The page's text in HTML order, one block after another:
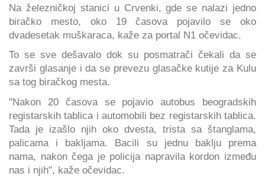
Na železničkoj stanici u Crvenki, gde se nalazi jedno
biračko mesto, oko 19 časova pojavilo se oko
dvadesetak muškaraca, kaže za portal N1 očevidac.
To se sve dešavalo dok su posmatrači čekali da se
završi glasanje i da se prevezu glasačke kutije za Kulu
sa tog biračkog mesta.
"Nakon 20 časova se pojavio autobus beogradskih
registarskih tablica i automobili bez registarskih tablica.
Tada je izašlo njih oko dvesta, trista sa štanglama,
palicama i bakljama. Bacili su jednu baklju prema
nama, nakon čega je policija napravila kordon između
nas i njih", kaže očevidac.